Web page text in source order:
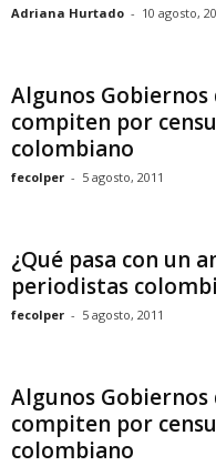
Adriana Hurtado - 10 agosto,
Algunos
compiten por
colombiano
fecolper - 5 agosto, 2011
¿Qué pasa con un
periodistas
fecolper - 5 agosto, 2011
Algunos
compiten por
colombiano